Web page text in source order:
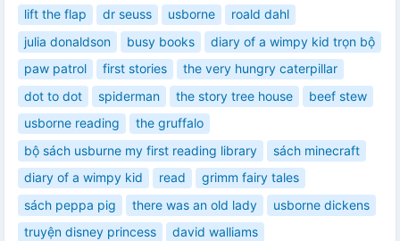
lift the flap
dr seuss usborne
roald dahl
julia donaldson
busy books
diary of a wimpy kid trọn bộ
paw patrol
first stories
the very hungry caterpillar
dot to dot
spiderman the story tree house
beef stew
usborne reading
the gruffalo
bộ sách usburne my first reading library
sách minecraft
diary of a wimpy kid
read
grimm fairy tales
sách peppa pig
there was an old lady
usborne dickens
truyện disney princess
david walliams